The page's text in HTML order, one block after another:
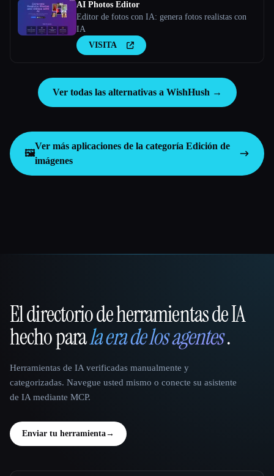
AI Photos Editor
Editor de fotos con IA: genera fotos realistas con
IA
VISITA
Ver todas las alternativas a WishHush →
🖼️
Ver más aplicaciones de la categoría Edición de
imágenes
That AI Collection
El directorio de herramientas de IA
hecho parala era de los agentes.
Herramientas de IA verificadas manualmente y
categorizadas. Navegue usted mismo o conecte su asistente
de IA mediante MCP.
Enviar tu herramienta→